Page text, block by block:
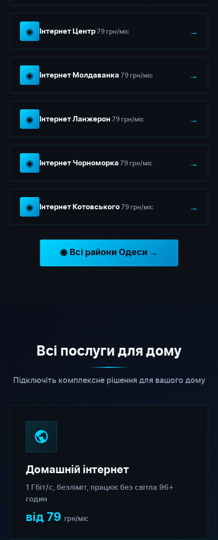
◉ Інтернет Центр 79 грн/міс →
◉ Інтернет Молдаванка 79 грн/міс →
◉ Інтернет Ланжерон 79 грн/міс →
◉ Інтернет Чорноморка 79 грн/міс →
◉ Інтернет Котовського 79 грн/міс →
◉ Всі райони Одеси →
Всі послуги для дому
Підключіть комплексне рішення для вашого дому
Домашній інтернет
1 Гбіт/с, безліміт, працює без світла 96+
годин
від 79 грн/міс